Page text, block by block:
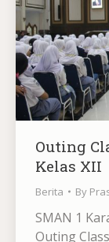
Outing
Kelas XII
Berita By
SMAN 1
Outing